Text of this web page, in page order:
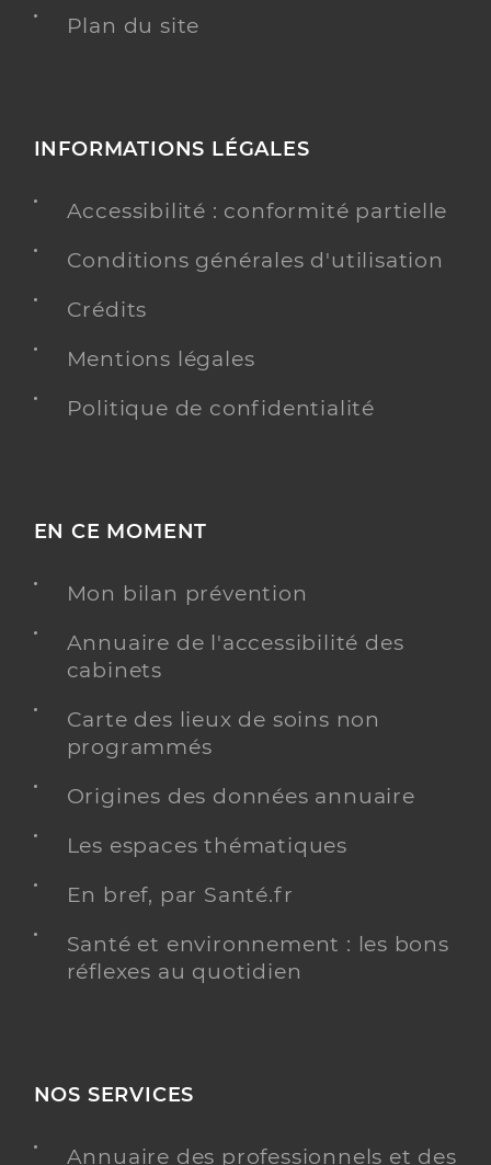
Plan du site
INFORMATIONS LÉGALES
Accessibilité : conformité partielle
Conditions générales d'utilisation
Crédits
Mentions légales
Politique de confidentialité
EN CE MOMENT
Mon bilan prévention
Annuaire de l'accessibilité des
cabinets
Carte des lieux de soins non
programmés
Origines des données annuaire
Les espaces thématiques
En bref, par Santé.fr
Santé et environnement : les bons
réflexes au quotidien
NOS SERVICES
Annuaire des professionnels et des